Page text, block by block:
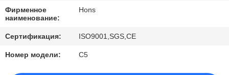
СПРОСИТЕ
ЦИТАТУ
Фирменное
наименование:
Hons
Сертификация: ISO9001,SGS,CE
Номер модели: С5